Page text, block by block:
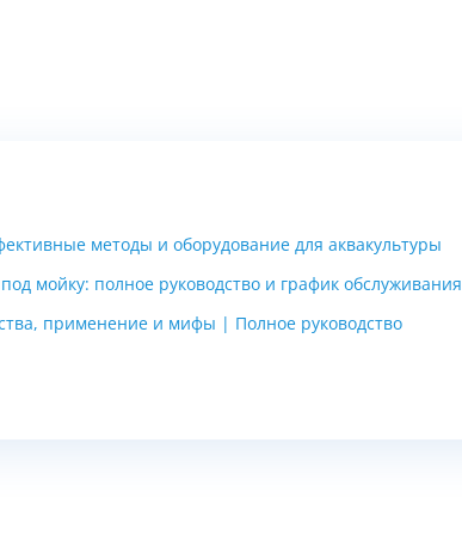
методы и оборудование для аквакультуры
мойку: полное руководство и график обслуживания
применение и мифы | Полное руководство